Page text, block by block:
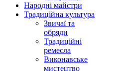
Народні майстри
Традиційна культура
Звичаї та
обряди
Традиційні
ремесла
Виконавське
мистецтво